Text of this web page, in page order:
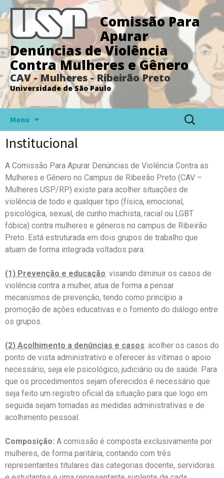
Comissão Para
Apurar
Denúncias de Violência
Contra Mulheres e Gênero
CAV - Mulheres - Ribeirão Preto
Universidade de São Paulo
Menu
Institucional
A Comissão Para Apurar Denúncias de Violência Contra as
Mulheres e Gênero no Campus de Ribeirão Preto (CAV –
Mulheres USP/RP) existe para acolher situações de
violência de todo e qualquer tipo (física, emocional,
psicológica, sexual, de cunho machista, racial ou LGBT
fóbica) contra mulheres e gêneros no campus de Ribeirão
Preto. Está estruturada em dois grupos de trabalho que
atuam de forma integrada voltados para:
(1) Prevenção e educação: visando diminuir os casos de
violência contra a mulher, atua de forma a pensar
mecanismos de prevenção, tendo como princípio a
promoção de ações educativas e o fomento do diálogo entre
os grupos.
(2) Acolhimento a denúncias e casos: acolher os casos do
ponto de vista administrativo e oferecer às vítimas o apoio
necessário, seja ele psicológico, judiciário ou de saúde. Para
que os procedimentos sejam oferecidos é necessário que
seja feito um registro oficial da situação para que logo em
seguida sejam tomadas as medidas administrativas e de
acolhimento pessoal.
Composição: A comissão é composta exclusivamente por
mulheres, de forma paritária, contando com três
representantes titulares das categorias docente, servidoras